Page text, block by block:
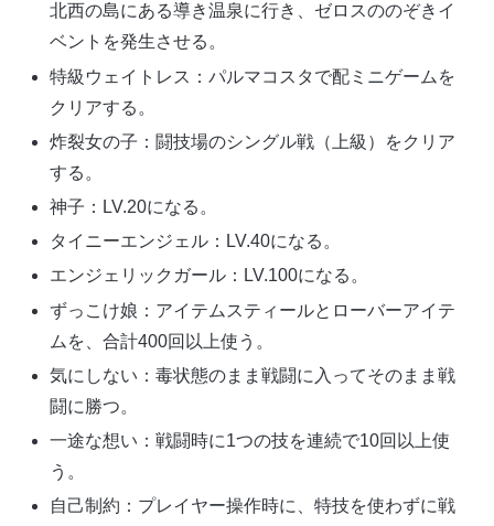
北西の島にある導き温泉に行き、ゼロスののぞきイ
ベントを発生させる。
特級ウェイトレス：パルマコスタで配ミニゲームを
クリアする。
炸裂女の子：闘技場のシングル戦（上級）をクリア
する。
神子：LV.20になる。
タイニーエンジェル：LV.40になる。
エンジェリックガール：LV.100になる。
ずっこけ娘：アイテムスティールとローバーアイテ
ムを、合計400回以上使う。
気にしない：毒状態のまま戦闘に入ってそのまま戦
闘に勝つ。
一途な想い：戦闘時に1つの技を連続で10回以上使
う。
自己制約：プレイヤー操作時に、特技を使わずに戦